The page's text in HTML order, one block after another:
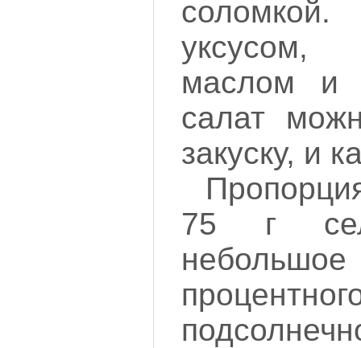
уксусом,
маслом и
салат
закуску, и
75 г